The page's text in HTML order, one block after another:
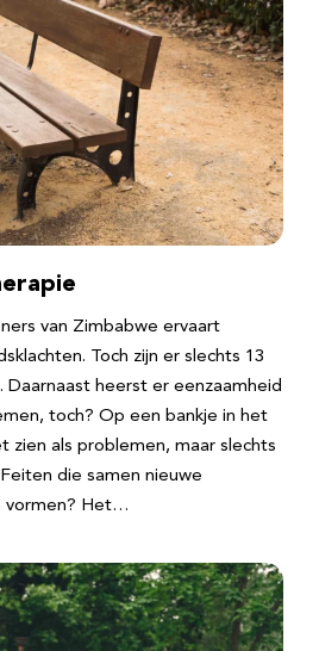
van Zimbabwe ervaart
Toch zijn er slechts 13
Daarnaast heerst er eenzaamheid
toch? Op een bankje in het
zien als problemen, maar slechts
die samen nieuwe
vormen? Het…